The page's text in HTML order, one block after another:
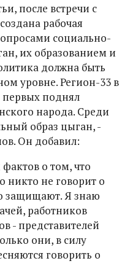
после встречи с
рабочая
социально-
их образованием и
должна быть
уровне. Регион-33 в
поднял
народа. Среди
образ цыган, -
Он добавил:
о том, что
никто не говорит о
защищают. Я знаю
работников
- представителей
они, в силу
говорить о